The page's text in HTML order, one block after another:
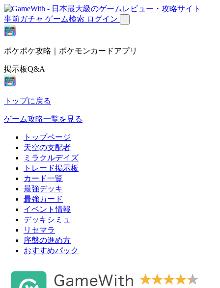
事前ガチャ ゲーム検索 ログイン
ポケポケ攻略｜ポケモンカードアプリ
掲示板Q&A
トップに戻る
ゲーム攻略一覧を見る
トップページ
天空の支配者
ミラクルデイズ
トレード掲示板
カード一覧
最強デッキ
最強カード
イベント情報
デッキシミュ
リセマラ
序盤の進め方
おすすめパック